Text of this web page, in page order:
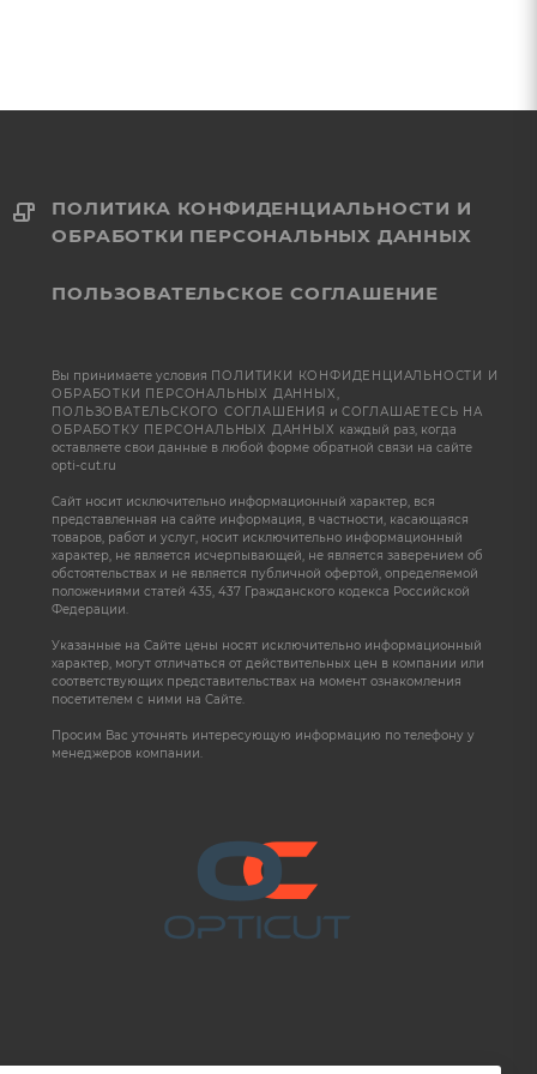
ПОЛИТИКА КОНФИДЕНЦИАЛЬНОСТИ И
ОБРАБОТКИ ПЕРСОНАЛЬНЫХ ДАННЫХ
ПОЛЬЗОВАТЕЛЬСКОЕ СОГЛАШЕНИЕ
Вы принимаете условия ПОЛИТИКИ КОНФИДЕНЦИАЛЬНОСТИ И
ОБРАБОТКИ ПЕРСОНАЛЬНЫХ ДАННЫХ,
ПОЛЬЗОВАТЕЛЬСКОГО СОГЛАШЕНИЯ и СОГЛАШАЕТЕСЬ НА
ОБРАБОТКУ ПЕРСОНАЛЬНЫХ ДАННЫХ каждый раз, когда
оставляете свои данные в любой форме обратной связи на сайте
opti-cut.ru
Сайт носит исключительно информационный характер, вся
представленная на сайте информация, в частности, касающаяся
товаров, работ и услуг, носит исключительно информационный
характер, не является исчерпывающей, не является заверением об
обстоятельствах и не является публичной офертой, определяемой
положениями статей 435, 437 Гражданского кодекса Российской
Федерации.
Указанные на Сайте цены носят исключительно информационный
характер, могут отличаться от действительных цен в компании или
соответствующих представительствах на момент ознакомления
посетителем с ними на Сайте.
Просим Вас уточнять интересующую информацию по телефону у
менеджеров компании.